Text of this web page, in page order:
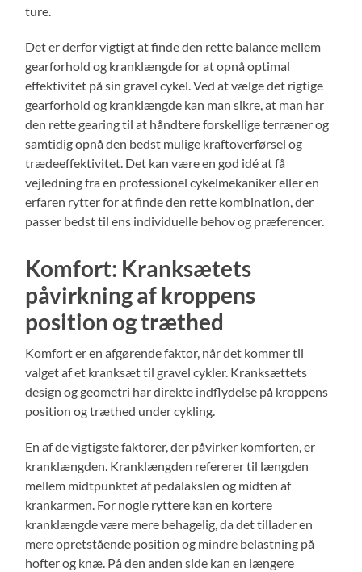
ture.
Det er derfor vigtigt at finde den rette balance mellem
gearforhold og kranklængde for at opnå optimal
effektivitet på sin gravel cykel. Ved at vælge det rigtige
gearforhold og kranklængde kan man sikre, at man har
den rette gearing til at håndtere forskellige terræner og
samtidig opnå den bedst mulige kraftoverførsel og
trædeeffektivitet. Det kan være en god idé at få
vejledning fra en professionel cykelmekaniker eller en
erfaren rytter for at finde den rette kombination, der
passer bedst til ens individuelle behov og præferencer.
Komfort: Kranksætets
påvirkning af kroppens
position og træthed
Komfort er en afgørende faktor, når det kommer til
valget af et kranksæt til gravel cykler. Kranksættets
design og geometri har direkte indflydelse på kroppens
position og træthed under cykling.
En af de vigtigste faktorer, der påvirker komforten, er
kranklængden. Kranklængden refererer til længden
mellem midtpunktet af pedalakslen og midten af
krankarmen. For nogle ryttere kan en kortere
kranklængde være mere behagelig, da det tillader en
mere opretstående position og mindre belastning på
hofter og knæ. På den anden side kan en længere